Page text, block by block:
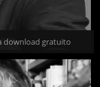
download gratuito